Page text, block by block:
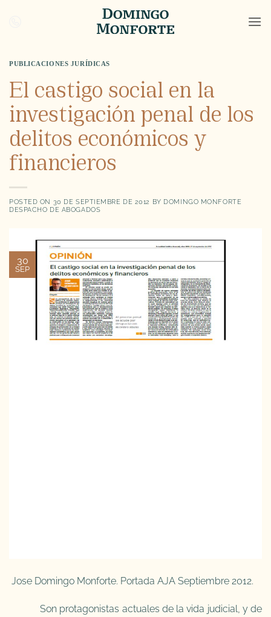
PUBLICACIONES JURÍDICAS
El castigo social en la
investigación penal de los
delitos económicos y
financieros
POSTED ON 30 DE SEPTIEMBRE DE 2012 BY DOMINGO MONFORTE
DESPACHO DE ABOGADOS
30
SEP
Jose Domingo Monforte. Portada AJA Septiembre 2012.
Son protagonistas actuales de la vida judicial, y de